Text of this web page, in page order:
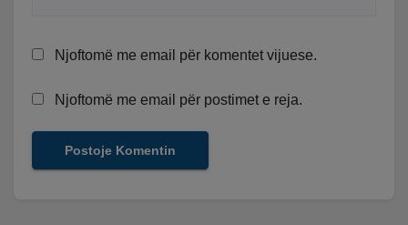
Njoftomë me email për komentet vijuese.
Njoftomë me email për postimet e reja.